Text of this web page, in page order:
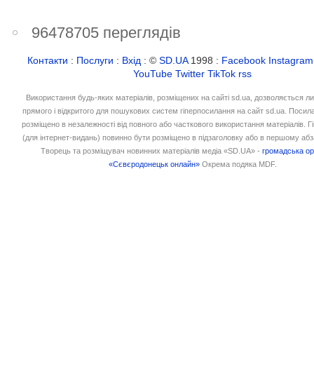
96478705 переглядів
Контакти : Послуги : Вхід : ©SD.UA1998 : Facebook Instagram
YouTube Twitter TikTok rss
Використання будь-яких матеріалів, розміщених на сайті sd.ua, дозволяється
прямого і відкритого для пошукових систем гіперпосилання на сайт sd.ua.
розміщено в незалежності від повного або часткового використання матеріалів.
(для інтернет-видань) повинно бути розміщено в підзаголовку або в першому
Творець та розміщувач новинних матеріалів медіа «SD.UA» -громадська
«Сєвєродонецьк онлайн» Окрема подяка MDF.